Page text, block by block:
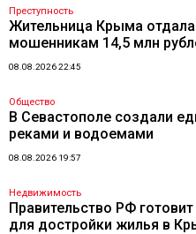
Преступность
Жительница Крыма
мошенникам 14,5 млн
08.08.2026 22:45
Общество
В Севастополе создали
реками и водоемами
08.08.2026 19:57
Недвижимость
Правительство РФ
для достройки жилья в